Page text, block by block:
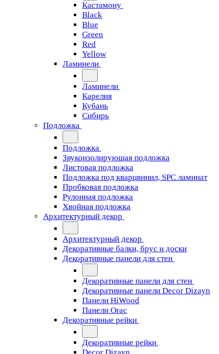
Кастамону
Black
Blue
Green
Red
Yellow
Ламинели
Ламинели
Карелия
Кубань
Сибирь
Подложка
Подложка
Звукоизолирующая подложка
Листовая подложка
Подложка под кварцвинил, SPC ламинат
Пробковая подложка
Рулонная подложка
Хвойная подложка
Архитектурный декор
Архитектурный декор
Декоративные балки, брус и доски
Декоративные панели для стен
Декоративные панели для стен
Декоративные панели Decor Dizayn
Панели HiWood
Панели Orac
Декоративные рейки
Декоративные рейки